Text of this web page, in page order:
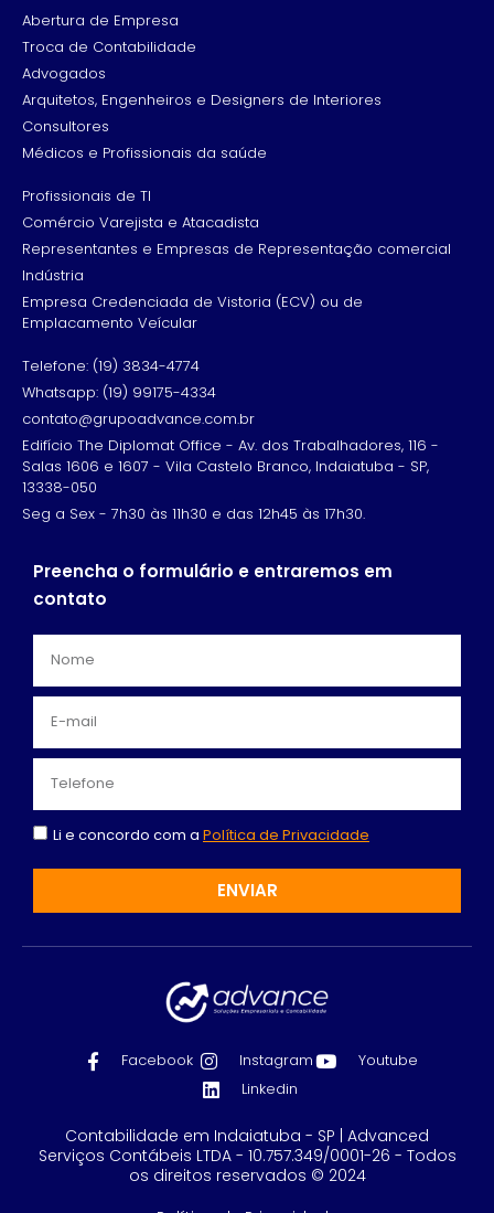
Abertura de Empresa
Troca de Contabilidade
Advogados
Arquitetos, Engenheiros e Designers de Interiores
Consultores
Médicos e Profissionais da saúde
Profissionais de TI
Comércio Varejista e Atacadista
Representantes e Empresas de Representação comercial
Indústria
Empresa Credenciada de Vistoria (ECV) ou de
Emplacamento Veícular
Telefone: (19) 3834-4774
Whatsapp: (19) 99175-4334
contato@grupoadvance.com.br
Edifício The Diplomat Office - Av. dos Trabalhadores, 116 -
Salas 1606 e 1607 - Vila Castelo Branco, Indaiatuba - SP,
13338-050
Seg a Sex - 7h30 às 11h30 e das 12h45 às 17h30.
Preencha o formulário e entraremos em
contato
Li e concordo com a Política de Privacidade
ENVIAR
Facebook Instagram
Youtube
Linkedin
Contabilidade em Indaiatuba - SP | Advanced
Serviços Contábeis LTDA - 10.757.349/0001-26 - Todos
os direitos reservados © 2024